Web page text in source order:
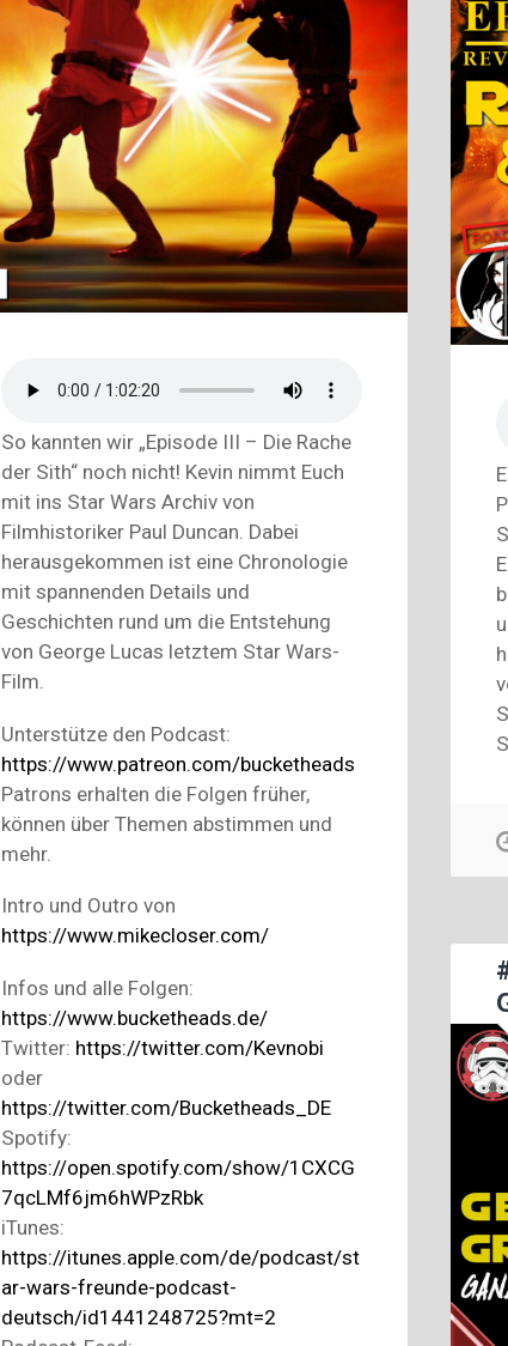
So kannten wir „Episode III – Die Rache
der Sith“ noch nicht! Kevin nimmt Euch
mit ins Star Wars Archiv von
Filmhistoriker Paul Duncan. Dabei
herausgekommen ist eine Chronologie
mit spannenden Details und
Geschichten rund um die Entstehung
von George Lucas letztem Star Wars-
Film.
Unterstütze den Podcast:
https://www.patreon.com/bucketheads
Patrons erhalten die Folgen früher,
können über Themen abstimmen und
mehr.
Intro und Outro von
https://www.mikecloser.com/
Infos und alle Folgen:
https://www.bucketheads.de/
Twitter: https://twitter.com/Kevnobi
oder
https://twitter.com/Bucketheads_DE
Spotify:
https://open.spotify.com/show/1CXCG
7qcLMf6jm6hWPzRbk
iTunes:
https://itunes.apple.com/de/podcast/st
ar-wars-freunde-podcast-
deutsch/id1441248725?mt=2